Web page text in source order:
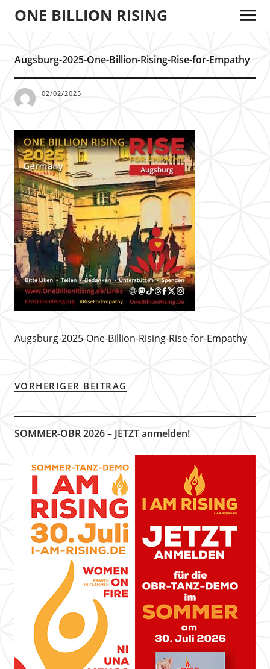
ONE BILLION RISING
Augsburg-2025-One-Billion-Rising-Rise-for-Empathy
02/02/2025
Augsburg-2025-One-Billion-Rising-Rise-for-Empathy
VORHERIGER BEITRAG
SOMMER-OBR 2026 – JETZT anmelden!